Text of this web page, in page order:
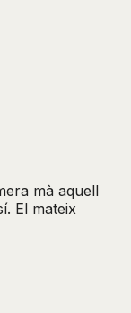
mà aquell
El mateix